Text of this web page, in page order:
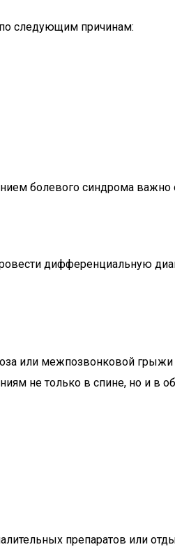
следующим причинам:
болевого синдрома важно
дифференциальную
или межпозвонковой
не только в спине, но и в
препаратов или